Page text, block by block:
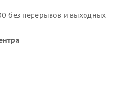
без перерывов и выходных